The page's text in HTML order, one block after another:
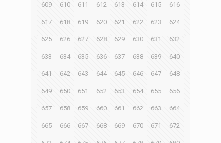
609 610 611 612 613 614 615 616
617 618 619 620 621 622 623 624
625 626 627 628 629 630 631 632
633 634 635 636 637 638 639 640
641 642 643 644 645 646 647 648
649 650 651 652 653 654 655 656
657 658 659 660 661 662 663 664
665 666 667 668 669 670 671 672